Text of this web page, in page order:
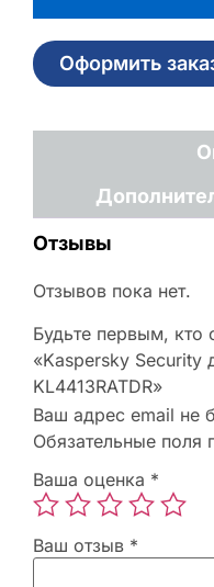
Оформить
Отзывы
Отзывов пока нет.
Будьте первым, кто
«Kaspersky Security
KL4413RATDR»
Ваш адрес email не
Обязательные поля
Ваша оценка *
Ваш отзыв *